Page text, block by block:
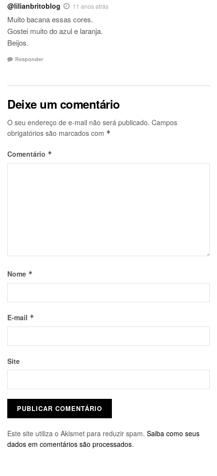
@lilianbritoblog 11 anos atrás
Muito bacana essas cores.
Gostei muito do azul e laranja.
Beijos.
Responder
Deixe um comentário
O seu endereço de e-mail não será publicado. Campos
obrigatórios são marcados com *
Comentário *
Nome *
E-mail *
Site
Este site utiliza o Akismet para reduzir spam. Saiba como seus
dados em comentários são processados.